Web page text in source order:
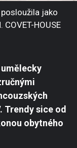
posloužila jako
HOUSE
Trendy sice od
obytného